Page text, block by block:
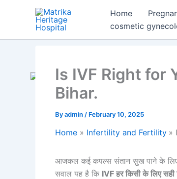
Home
cosmetic
Is IVF Right for
Bihar.
Byadmin / February 10, 2025
Home Infertility and Fertility
आजकल कई कपल्स संतान सुख पाने के
सवाल यह है कि IVF हर किसी के लिए सही